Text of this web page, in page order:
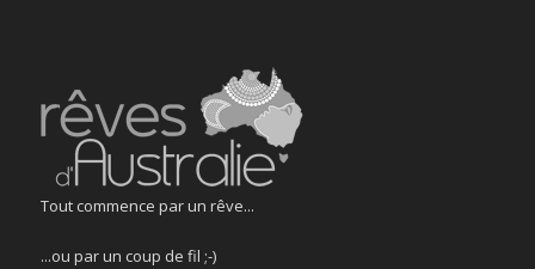
Tout commence par un rêve...
...ou par un coup de fil ;-)